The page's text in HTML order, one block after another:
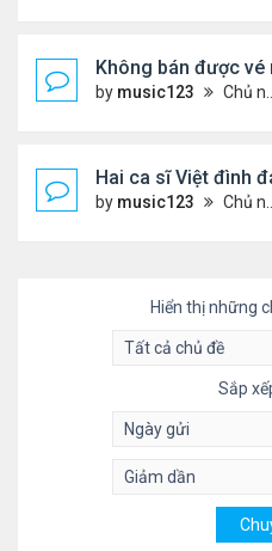
Không bán được vé
by music123 Chủ nhật Tháng 7 26, 2026 3:28 pm
Hai ca sĩ Việt đình
by music123 Chủ nhật Tháng 7 26, 2026 2:51 pm
Hiển thị những
Sắp